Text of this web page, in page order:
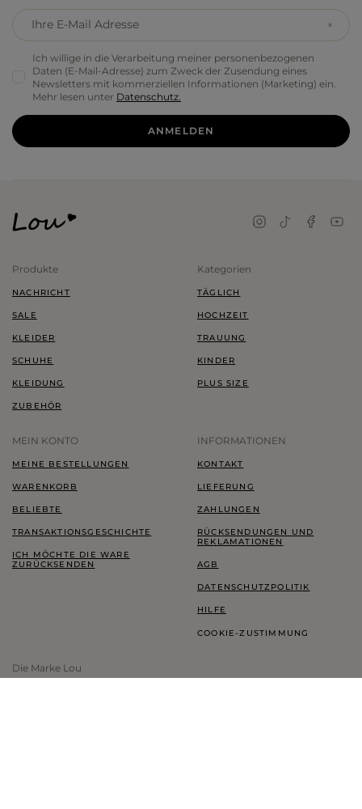
Ihre E-Mail Adresse
Ich willige in die Verarbeitung meiner personenbezogenen
Daten (E-Mail-Adresse) zum Zweck der Zusendung eines
Newsletters mit kommerziellen Informationen (Marketing) ein.
Mehr lesen unter Datenschutz.
ANMELDEN
Produkte
NACHRICHT
SALE
KLEIDER
SCHUHE
KLEIDUNG
ZUBEHÖR
Kategorien
TÄGLICH
HOCHZEIT
TRAUUNG
KINDER
PLUS SIZE
MEIN KONTO
MEINE BESTELLUNGEN
WARENKORB
BELIEBTE
TRANSAKTIONSGESCHICHTE
ICH MÖCHTE DIE WARE
ZURÜCKSENDEN
INFORMATIONEN
KONTAKT
LIEFERUNG
ZAHLUNGEN
RÜCKSENDUNGEN UND
REKLAMATIONEN
AGB
DATENSCHUTZPOLITIK
HILFE
COOKIE-ZUSTIMMUNG
Die Marke Lou